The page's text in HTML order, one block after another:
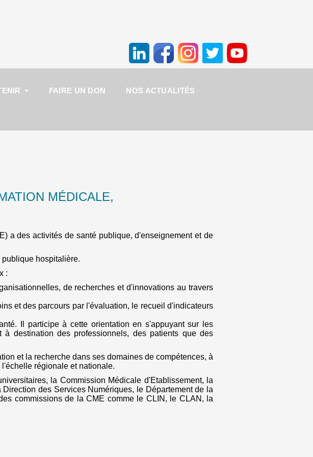
FAIRE UN DON NOS ACTUALITÉS
MÉDICALE,
a des activités de santé publique, d'enseignement et de
publique hospitalière.
:
de recherches et d'innovations au travers
et des parcours par l'évaluation, le recueil d'indicateurs
Il participe à cette orientation en s'appuyant sur les
destination des professionnels, des patients que des
et la recherche dans ses domaines de compétences, à
l'échelle régionale et nationale.
la Commission Médicale d'Etablissement, la
des Services Numériques, le Département de la
commissions de la CME comme le CLIN, le CLAN, la